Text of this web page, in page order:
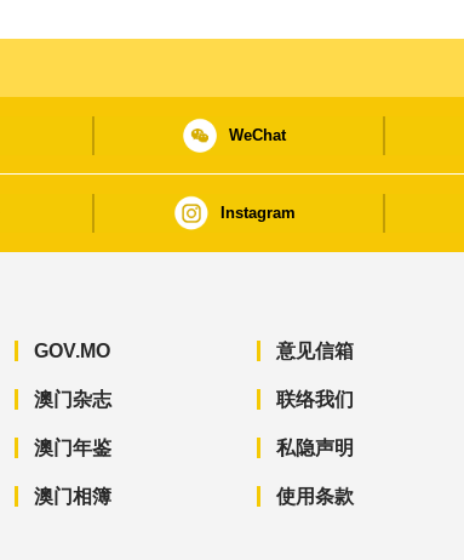
WeChat
Instagram
GOV.MO
澳门杂志
澳门年鉴
澳门相簿
意见信箱
联络我们
私隐声明
使用条款